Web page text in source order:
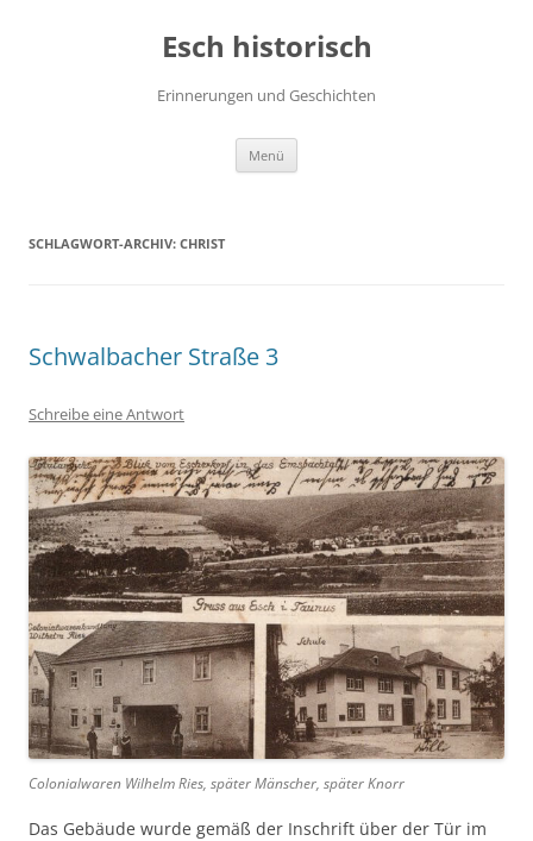
Esch historisch
Erinnerungen und Geschichten
Menü
SCHLAGWORT-ARCHIV: CHRIST
Schwalbacher Straße 3
Schreibe eine Antwort
Colonialwaren Wilhelm Ries, später Mänscher, später Knorr
Das Gebäude wurde gemäß der Inschrift über der Tür im